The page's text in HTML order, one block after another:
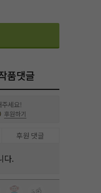
품댓글
세요!
후원하기
후원 댓글
다.